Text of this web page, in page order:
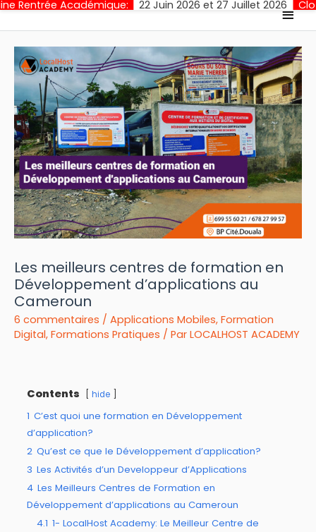
Académique: 22 Juin 2026 et 27 Juillet 2026 Cloture des
Les meilleurs centres de formation en
Développement d’applications au
Cameroun
6 commentaires / Applications Mobiles, Formation
Digital, Formations Pratiques / Par LOCALHOST ACADEMY
Contents hide
1 C’est quoi une formation en Développement
d’application?
2 Qu’est ce que le Développement d’application?
3 Les Activités d’un Developpeur d’Applications
4 Les Meilleurs Centres de Formation en
Développement d’applications au Cameroun
4.1 1- LocalHost Academy: Le Meilleur Centre de